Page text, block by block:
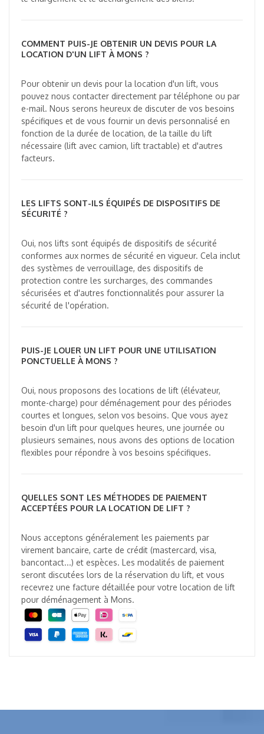
COMMENT PUIS-JE OBTENIR UN DEVIS POUR LA
LOCATION D'UN LIFT À MONS ?
Pour obtenir un devis pour la location d'un lift, vous
pouvez nous contacter directement par téléphone ou par
e-mail. Nous serons heureux de discuter de vos besoins
spécifiques et de vous fournir un devis personnalisé en
fonction de la durée de location, de la taille du lift
nécessaire (lift avec camion, lift tractable) et d'autres
facteurs.
LES LIFTS SONT-ILS ÉQUIPÉS DE DISPOSITIFS DE
SÉCURITÉ ?
Oui, nos lifts sont équipés de dispositifs de sécurité
conformes aux normes de sécurité en vigueur. Cela inclut
des systèmes de verrouillage, des dispositifs de
protection contre les surcharges, des commandes
sécurisées et d'autres fonctionnalités pour assurer la
sécurité de l'opération.
PUIS-JE LOUER UN LIFT POUR UNE UTILISATION
PONCTUELLE À MONS ?
Oui, nous proposons des locations de lift (élévateur,
monte-charge) pour déménagement pour des périodes
courtes et longues, selon vos besoins. Que vous ayez
besoin d'un lift pour quelques heures, une journée ou
plusieurs semaines, nous avons des options de location
flexibles pour répondre à vos besoins spécifiques.
QUELLES SONT LES MÉTHODES DE PAIEMENT
ACCEPTÉES POUR LA LOCATION DE LIFT ?
Nous acceptons généralement les paiements par
virement bancaire, carte de crédit (mastercard, visa,
bancontact...) et espèces. Les modalités de paiement
seront discutées lors de la réservation du lift, et vous
recevrez une facture détaillée pour votre location de lift
pour déménagement à Mons.